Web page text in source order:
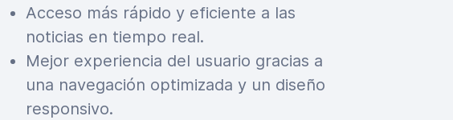
Acceso más rápido y eficiente a las
noticias en tiempo real.
Mejor experiencia del usuario gracias a
una navegación optimizada y un diseño
responsivo.